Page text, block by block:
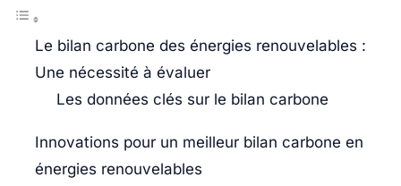
Le bilan carbone des énergies renouvelables :
Une nécessité à évaluer
Les données clés sur le bilan carbone
Innovations pour un meilleur bilan carbone en
énergies renouvelables